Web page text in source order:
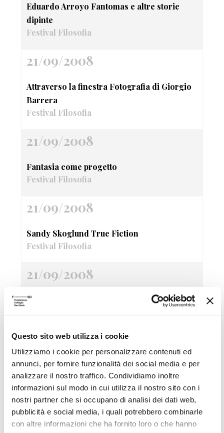
Questo sito web utilizza i cookie
Utilizziamo i cookie per personalizzare contenuti ed
annunci, per fornire funzionalità dei social media e per
analizzare il nostro traffico. Condividiamo inoltre
informazioni sul modo in cui utilizza il nostro sito con i
nostri partner che si occupano di analisi dei dati web,
pubblicità e social media, i quali potrebbero combinarle
con altre informazioni che ha fornito loro o che hanno
Eduardo Arroyo Fantomas e altre storie
dipinte
Festival Filosofia
21/09/2008
Attraverso la finestra Fotografia di Giorgio
Barrera
Festival Filosofia
21/09/2008
Fantasia come progetto
Festival Filosofia
21/09/2008
Sandy Skoglund True Fiction
Festival Filosofia
21/09/2008
Nervo&Tes Like a bag
Videoinstallazione e performance
21/09/2008
Marco Scozzaro Io mi annoio
Mostra fotografica e Videoinstallazione
Festival Filosofia